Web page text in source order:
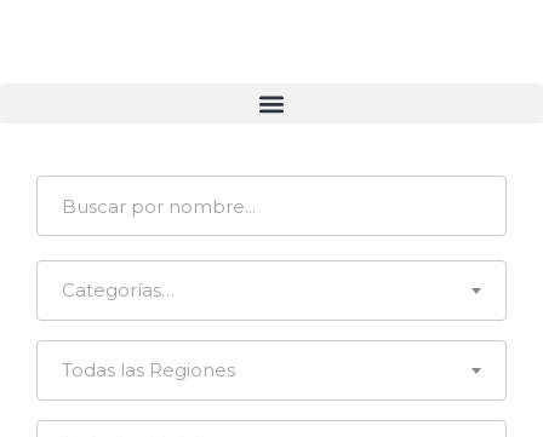
Categorías…
Todas las Regiones